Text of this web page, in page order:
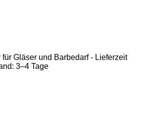
Gläser und Barbedarf - Lieferzeit
3–4 Tage